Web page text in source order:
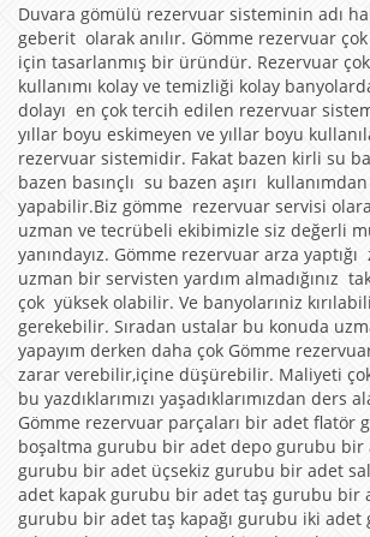
Duvara gömülü rezervuar sisteminin adı
geberit olarak anılır. Gömme rezervuar çok
için tasarlanmış bir üründür. Rezervuar
kullanımı kolay ve temizliği kolay
dolayı en çok tercih edilen rezervuar
yıllar boyu eskimeyen ve yıllar boyu
rezervuar sistemidir. Fakat bazen kirli su
bazen basınçlı su bazen aşırı
yapabilir.Biz gömme rezervuar servisi
uzman ve tecrübeli ekibimizle siz değerli
yanındayız. Gömme rezervuar arza
uzman bir servisten yardım almadığınız
çok yüksek olabilir. Ve banyolarıniz
gerekebilir. Sıradan ustalar bu konuda
yapayım derken daha çok Gömme
zarar verebilir,içine düşürebilir. Maliyeti
bu yazdıklarımızı yaşadıklarımızdan ders
Gömme rezervuar parçaları bir adet flatör
boşaltma gurubu bir adet depo gurubu bir
gurubu bir adet üçsekiz gurubu bir adet
adet kapak gurubu bir adet taş gurubu bir
gurubu bir adet taş kapağı gurubu iki adet